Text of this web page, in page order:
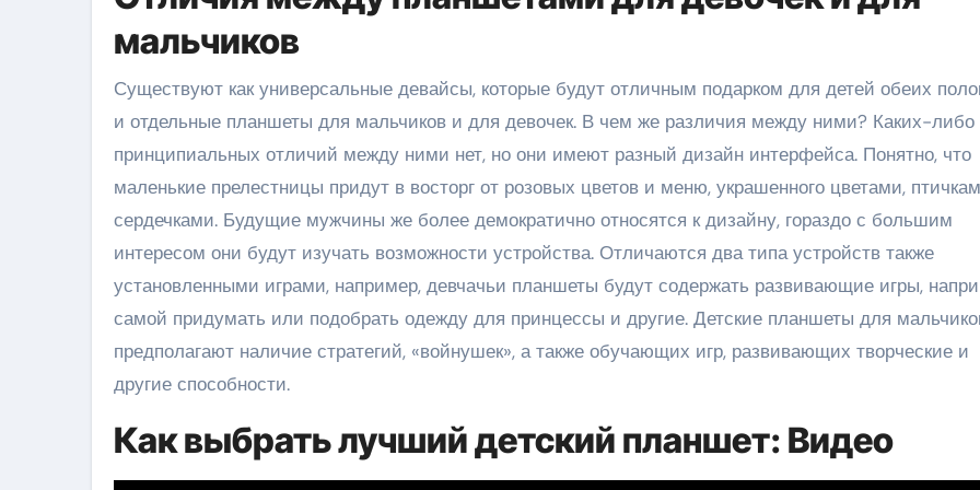
мальчиков
Существуют как универсальные девайсы, которые будут отличным подарком для детей обеих
и отдельные планшеты для мальчиков и для девочек. В чем же различия между ними? Каких-либо
принципиальных отличий между ними нет, но они имеют разный дизайн интерфейса. Понятно, что
маленькие прелестницы придут в восторг от розовых цветов и меню, украшенного цветами,
сердечками. Будущие мужчины же более демократично относятся к дизайну, гораздо с большим
интересом они будут изучать возможности устройства. Отличаются два типа устройств также
установленными играми, например, девчачьи планшеты будут содержать развивающие игры,
самой придумать или подобрать одежду для принцессы и другие. Детские планшеты для
предполагают наличие стратегий, «войнушек», а также обучающих игр, развивающих творческие и
другие способности.
Как выбрать лучший детский планшет: Видео